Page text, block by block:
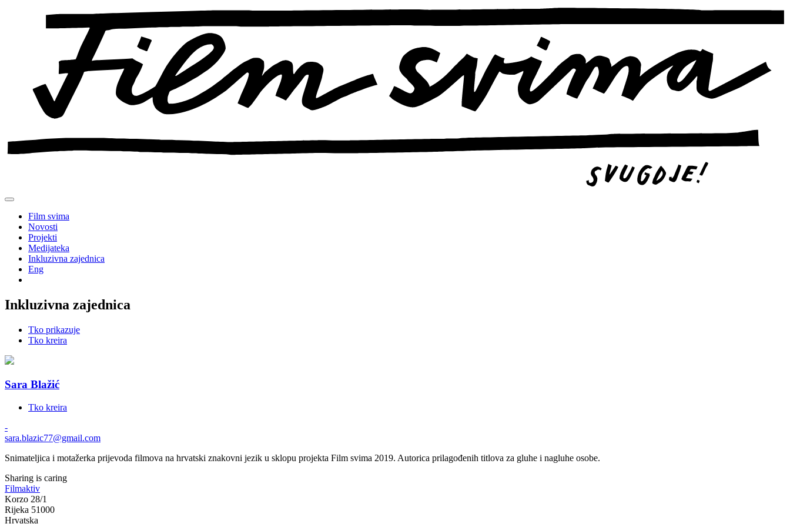
Film svima
Novosti
Projekti
Medijateka
Inkluzivna zajednica
Eng
Inkluzivna zajednica
Tko prikazuje
Tko kreira
Sara Blažić
Tko kreira
-
sara.blazic77@gmail.com
Snimateljica i motažerka prijevoda filmova na hrvatski znakovni jezik u sklopu projekta Film svima 2019. Autorica prilagođenih titlova za gluhe i nagluhe osobe.
Sharing is caring
Filmaktiv
Korzo 28/1
Rijeka 51000
Hrvatska